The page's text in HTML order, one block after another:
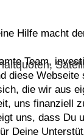
Hilfe macht
Team,
diese
die wir aus
uns finanziell
uns, dass Du
Deine